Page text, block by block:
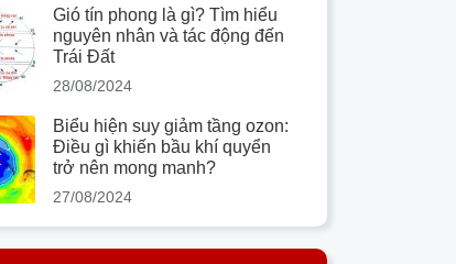
Gió tín phong là gì? Tìm hiểu
nguyên nhân và tác động đến
Trái Đất
28/08/2024
Biểu hiện suy giảm tầng ozon:
Điều gì khiến bầu khí quyển
trở nên mong manh?
27/08/2024